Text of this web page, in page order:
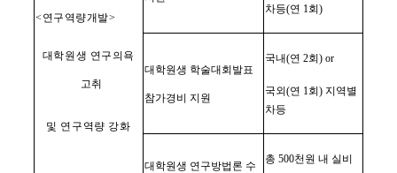
<연구역량개발>
대학원생 연구의욕
고취
및 연구역량 강화
차등(연 1회)
대학원생 학술대회발표
참가경비 지원
국내(연 2회) or
국외(연 1회) 지역별
차등
대학원생 연구방법론 수
총 500천원 내 실비